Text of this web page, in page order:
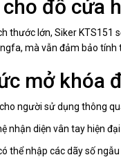
đố cửa
thước lớn, Siker
mà vẫn đảm bảo
mở khóa
người sử dụng thông
nhận diện vân tay hiện
thể nhập các dãy số